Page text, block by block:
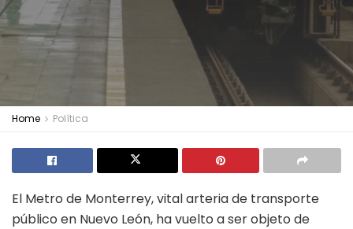
Home Política
El Metro de Monterrey, vital arteria de transporte
público en Nuevo León, ha vuelto a ser objeto de